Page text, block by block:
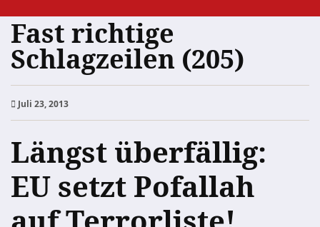
Fast richtige
Schlagzeilen (205)
Juli 23, 2013
Längst überfällig:
EU setzt Pofallah